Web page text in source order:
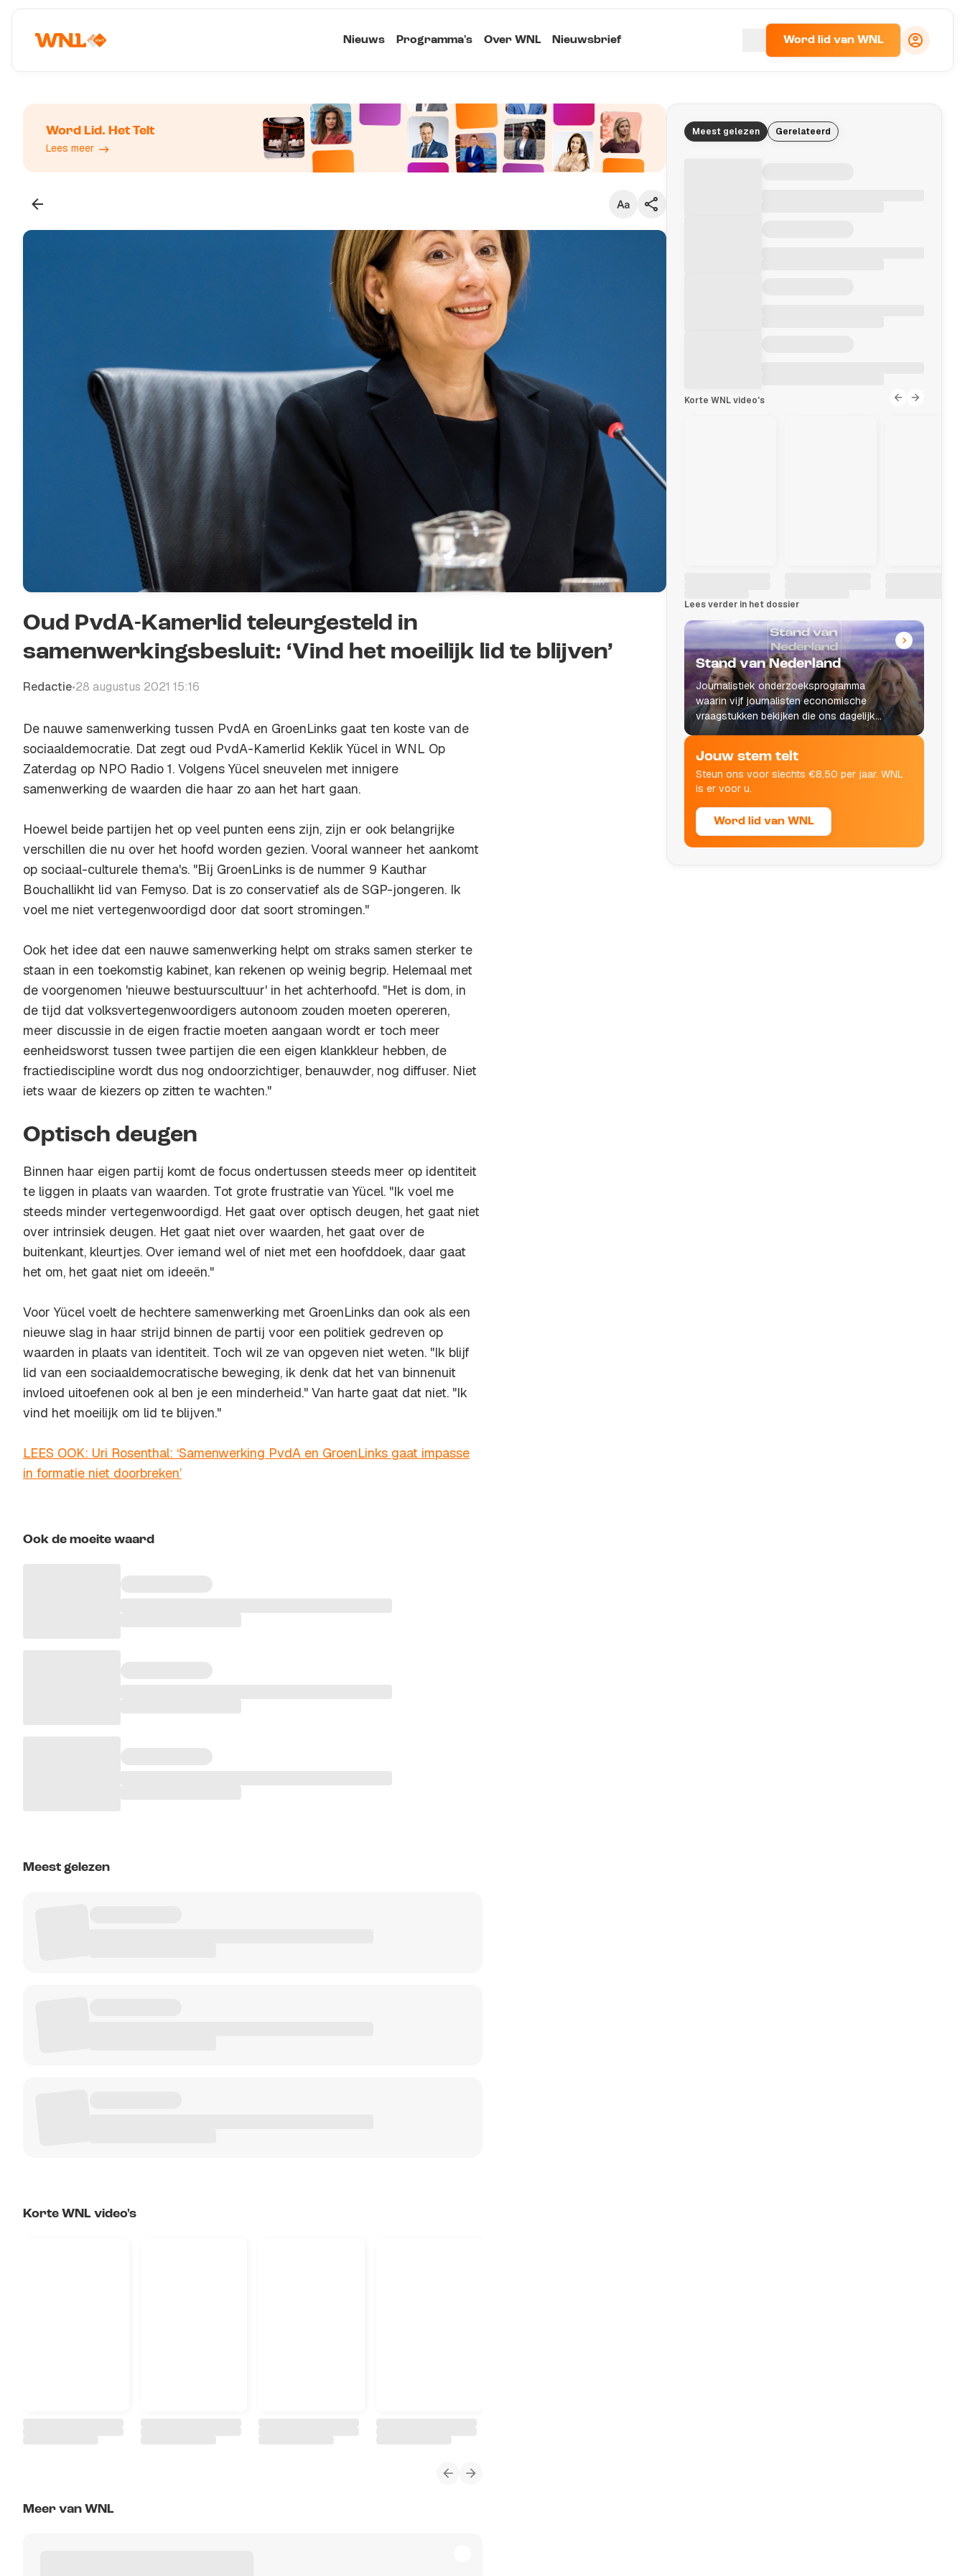
Nieuws Programma's Over WNL Nieuwsbrief Word lid van WNL
Word Lid. Het Telt
Lees meer
Oud PvdA-Kamerlid teleurgesteld in
samenwerkingsbesluit: ‘Vind het moeilijk lid te blijven’
Redactie•28 augustus 2021 15:16
De nauwe samenwerking tussen PvdA en GroenLinks gaat ten koste van de
sociaaldemocratie. Dat zegt oud PvdA-Kamerlid Keklik Yücel in WNL Op
Zaterdag op NPO Radio 1. Volgens Yücel sneuvelen met innigere
samenwerking de waarden die haar zo aan het hart gaan.
Hoewel beide partijen het op veel punten eens zijn, zijn er ook belangrijke
verschillen die nu over het hoofd worden gezien. Vooral wanneer het aankomt
op sociaal-culturele thema's. "Bij GroenLinks is de nummer 9 Kauthar
Bouchallikht lid van Femyso. Dat is zo conservatief als de SGP-jongeren. Ik
voel me niet vertegenwoordigd door dat soort stromingen."
Ook het idee dat een nauwe samenwerking helpt om straks samen sterker te
staan in een toekomstig kabinet, kan rekenen op weinig begrip. Helemaal met
de voorgenomen 'nieuwe bestuurscultuur' in het achterhoofd. "Het is dom, in
de tijd dat volksvertegenwoordigers autonoom zouden moeten opereren,
meer discussie in de eigen fractie moeten aangaan wordt er toch meer
eenheidsworst tussen twee partijen die een eigen klankkleur hebben, de
fractiediscipline wordt dus nog ondoorzichtiger, benauwder, nog diffuser. Niet
iets waar de kiezers op zitten te wachten."
Optisch deugen
Binnen haar eigen partij komt de focus ondertussen steeds meer op identiteit
te liggen in plaats van waarden. Tot grote frustratie van Yücel. "Ik voel me
steeds minder vertegenwoordigd. Het gaat over optisch deugen, het gaat niet
over intrinsiek deugen. Het gaat niet over waarden, het gaat over de
buitenkant, kleurtjes. Over iemand wel of niet met een hoofddoek, daar gaat
het om, het gaat niet om ideeën."
Voor Yücel voelt de hechtere samenwerking met GroenLinks dan ook als een
nieuwe slag in haar strijd binnen de partij voor een politiek gedreven op
waarden in plaats van identiteit. Toch wil ze van opgeven niet weten. "Ik blijf
lid van een sociaaldemocratische beweging, ik denk dat het van binnenuit
invloed uitoefenen ook al ben je een minderheid." Van harte gaat dat niet. "Ik
vind het moeilijk om lid te blijven."
LEES OOK: Uri Rosenthal: ‘Samenwerking PvdA en GroenLinks gaat impasse
in formatie niet doorbreken’
Ook de moeite waard
Meest gelezen
Korte WNL video's
Meer van WNL
Meest gelezen Gerelateerd
Korte WNL video's
Lees verder in het dossier
Stand van Nederland
Journalistiek onderzoeksprogramma
waarin vijf journalisten economische
vraagstukken bekijken die ons dagelijks
leven raken.
Jouw stem telt
Steun ons voor slechts €8,50 per jaar. WNL
is er voor u.
Word lid van WNL